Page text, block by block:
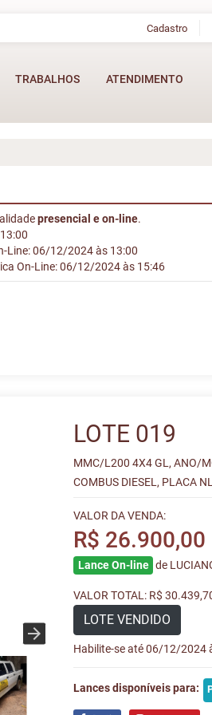
Cadastro
TRABALHOS ATENDIMENTO
presencial e on-line.
Line: 06/12/2024 às 13:00
On-Line: 06/12/2024 às 15:46
LOTE 019
MMC/L200 4X4 GL, ANO/
COMBUS DIESEL, PLACA
VALOR DA VENDA:
R$ 26.900,00
Lance On-line de
VALOR TOTAL: R$
LOTE VENDIDO
Habilite-se até 06/12/2024
Lances disponíveis para: